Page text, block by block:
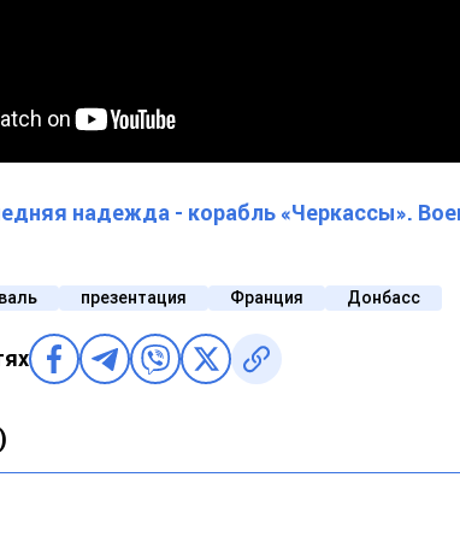
надежда - корабль «Черкассы».
презентация Франция Донбасс